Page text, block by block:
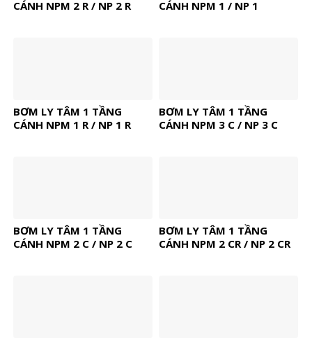
CÁNH NPM 2 R / NP 2 R CÁNH NPM 1 / NP 1
BƠM LY TÂM 1 TẦNG
CÁNH NPM 1 R / NP 1 R
BƠM LY TÂM 1 TẦNG
CÁNH NPM 3 C / NP 3 C
BƠM LY TÂM 1 TẦNG
CÁNH NPM 2 C / NP 2 C
BƠM LY TÂM 1 TẦNG
CÁNH NPM 2 CR / NP 2 CR